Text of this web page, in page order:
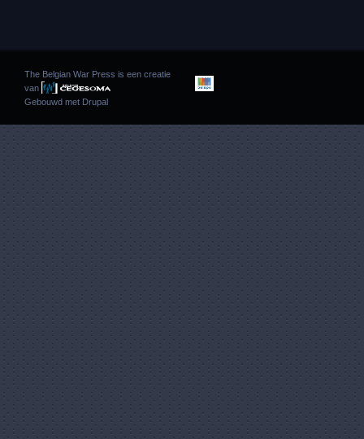
The Belgian War Press is een creatie
van
Gebouwd met Drupal